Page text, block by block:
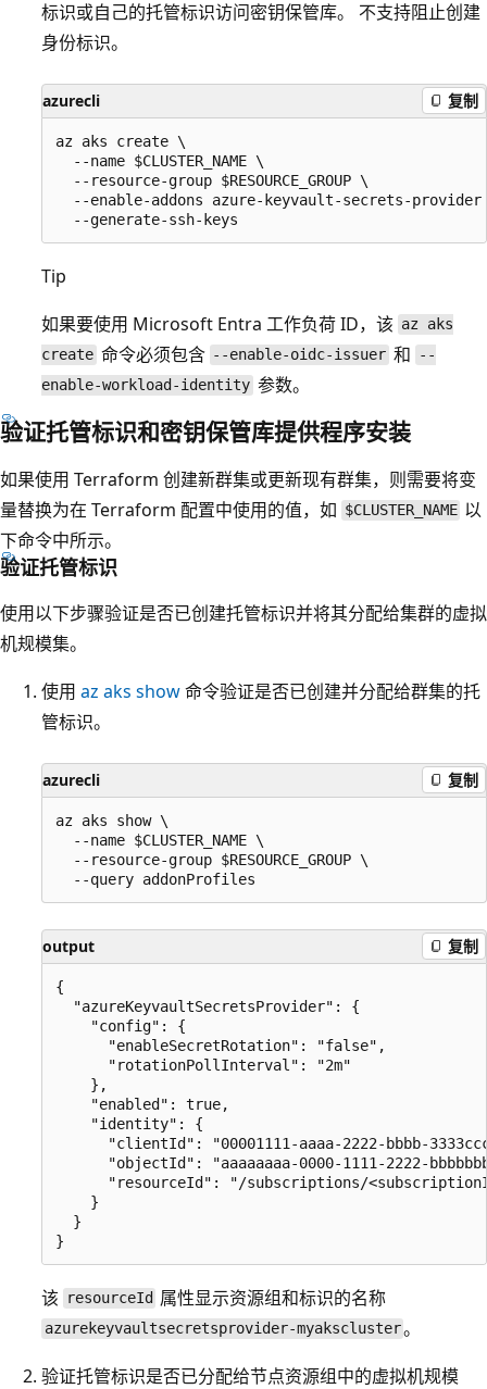
标识或自己的托管标识访问密钥保管库。 不支持阻止创建
身份标识。
azurecli 复制
az aks create \
  --name $CLUSTER_NAME \
  --resource-group $RESOURCE_GROUP \
--enable-addons azure-keyvault-secrets-provider
Tip
如果要使用 Microsoft Entra 工作负荷 ID，该 az aks
create 命令必须包含 --enable-oidc-issuer 和
--
enable-workload-identity 参数。
验证托管标识和密钥保管库提供程序安装
如果使用 Terraform 创建新群集或更新现有群集，则需要将变
量替换为在 Terraform 配置中使用的值，如 $CLUSTER_NAME 以
下命令中所示。
验证托管标识
使用以下步骤验证是否已创建托管标识并将其分配给集群的虚拟
机规模集。
使用 az aks show命令验证是否已创建并分配给群集的托
管标识。
azurecli 复制
az aks show \
  --name $CLUSTER_NAME \
  --resource-group $RESOURCE_GROUP \
output 复制
{
  "azureKeyvaultSecretsProvider": {
    "config": {
      "enableSecretRotation": "false",
      "rotationPollInterval": "2m"
    },
    "enabled": true,
    "identity": {
"clientId": "00001111-aaaa-2222-bbbb-
"objectId": "aaaaaaaa-0000-1111-2222-
"resourceId": "/subscriptions/
    }
  }
该 resourceId 属性显示资源组和标识的名称
azurekeyvaultsecretsprovider-myakscluster。
验证托管标识是否已分配给节点资源组中的虚拟机规模